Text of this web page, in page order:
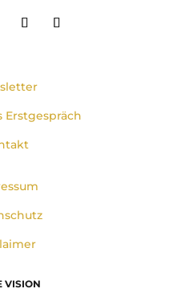
Erstgespräch
VISION